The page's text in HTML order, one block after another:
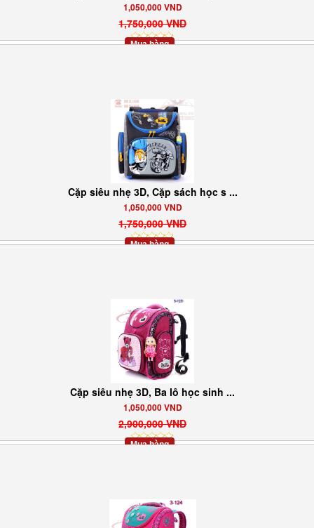
1,050,000 VND
1,750,000 VND
Mua hàng
Cặp siêu nhẹ 3D, Cặp sách học s ...
1,050,000 VND
1,750,000 VND
Mua hàng
Cặp siêu nhẹ 3D, Ba lô học sinh ...
1,050,000 VND
2,900,000 VND
Mua hàng